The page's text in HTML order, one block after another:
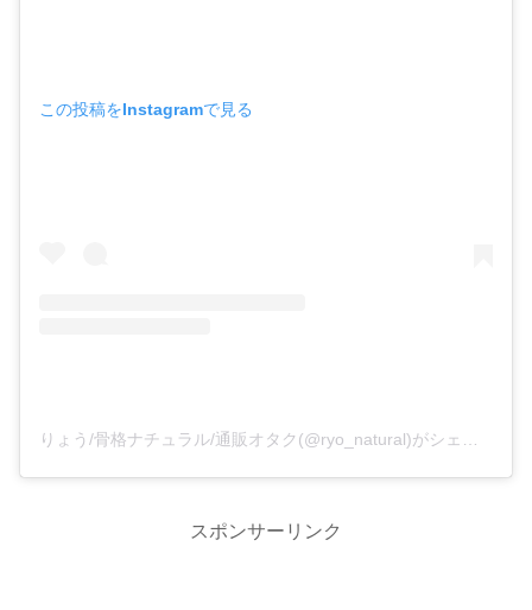
この投稿をInstagramで見る
スポンサーリンク